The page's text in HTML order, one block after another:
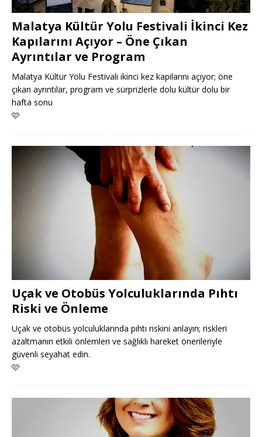
Malatya Kültür Yolu Festivali İkinci Kez
Kapılarını Açıyor – Öne Çıkan
Ayrıntılar ve Program
Malatya Kültür Yolu Festivali ikinci kez kapılarını açıyor; öne
çıkan ayrıntılar, program ve sürprizlerle dolu kültür dolu bir
hafta sonu
🩷
Uçak ve Otobüs Yolculuklarında Pıhtı
Riski ve Önleme
Uçak ve otobüs yolculuklarında pıhtı riskini anlayın; riskleri
azaltmanın etkili önlemleri ve sağlıklı hareket önerileriyle
güvenli seyahat edin.
🩷